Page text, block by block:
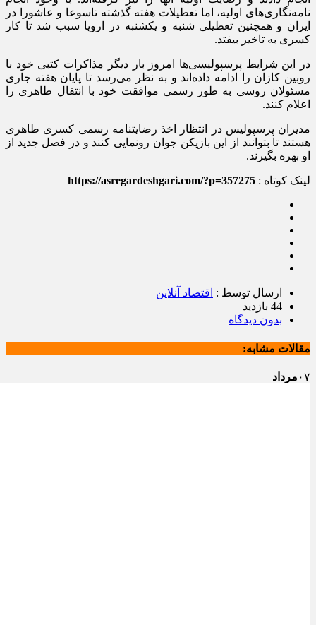
نامه‌نگاری‌های اولیه، اما تعطیلات هفته گذشته تاسوعا و عاشورا در
ایران و همچنین تعطیلی شنبه و یکشنبه در اروپا سبب شد تا کار
کسری به تاخیر بیفتد.
در این شرایط پرسپولیسی‌ها امروز بار دیگر مذاکرات کتبی خود با
روبین کازان را ادامه داده‌اند و به نظر می‌رسد تا پایان هفته جاری
مسئولان روسی به طور رسمی موافقت خود با انتقال طاهری را
اعلام کنند.
مدیران پرسپولیس در انتظار اخذ رضایتنامه رسمی کسری طاهری
هستند تا بتوانند از این بازیکن جوان رونمایی کنند و در فصل جدید از
او بهره بگیرند.
لینک کوتاه : https://asregardeshgari.com/?p=357275
ارسال توسط : اقتصاد آنلاین
44 بازدید
بدون دیدگاه
مقالات مشابه:
۰۷ مرداد